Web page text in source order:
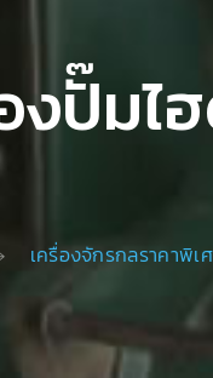
งปั๊มไ
เครื่องจักรกลราคาพิเ